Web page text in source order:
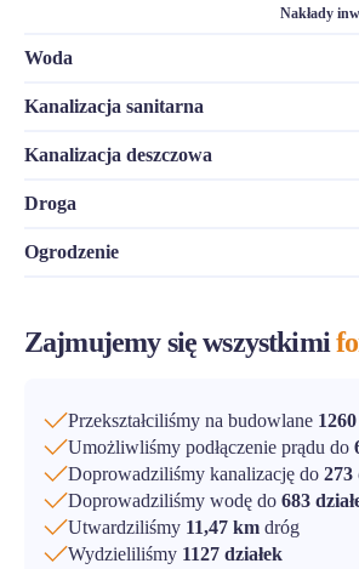
Nakłady
Woda
Kanalizacja sanitarna
Kanalizacja deszczowa
Droga
Ogrodzenie
Zajmujemy się wszystkimi
Przekształciliśmy na budowlane
Umożliwliśmy podłączenie prądu do
Doprowadziliśmy kanalizację do 273
Doprowadziliśmy wodę do 683
Utwardziliśmy 11,47 km dróg
Wydzieliliśmy 1127 działek